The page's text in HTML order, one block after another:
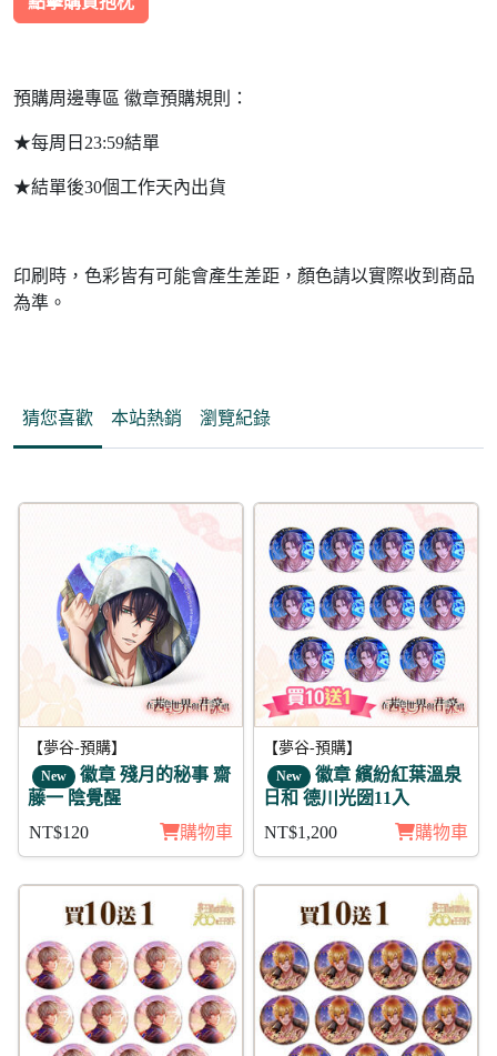
預購周邊專區 徽章預購規則：
★每周日23:59結單
★結單後30個工作天內出貨
印刷時，色彩皆有可能會產生差距，顏色請以實際收到商品
為準。
猜您喜歡 本站熱銷 瀏覽紀錄
【夢谷-預購】
New 徽章 殘月的秘事 齋
藤一 陰覺醒
NT$120
購物車
【夢谷-預購】
New 徽章 繽紛紅葉溫泉
日和 德川光圀11入
NT$1,200
購物車